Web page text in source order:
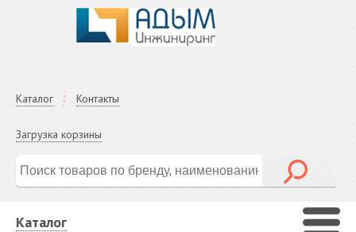
Каталог Контакты
Загрузка корзины
Каталог